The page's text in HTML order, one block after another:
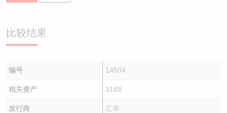
比较结果
编号 14504
相关资产 3188
发行商 汇丰
认股证文件及公告 (瑞信)
牛熊证速算机
牛熊证文件及公告 (瑞信)
即市板块表现
收市竞价变化